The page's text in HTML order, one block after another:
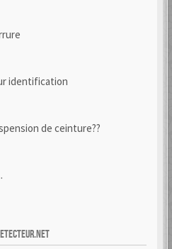
identification
de ceinture??